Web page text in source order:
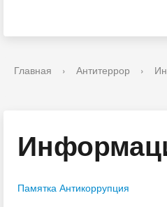
Главная › Антитеррор ›
Памятка Антикоррупция